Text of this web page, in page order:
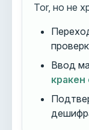
Tor, но не
Ввод